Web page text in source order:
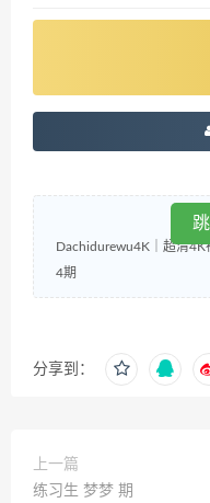
Dachidurewu4K｜超清4K
4期
分享到：
上一篇
练习生 梦梦 期